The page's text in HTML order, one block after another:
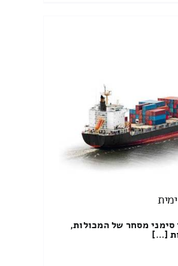
סימני מסחר של המכולות,
[…]